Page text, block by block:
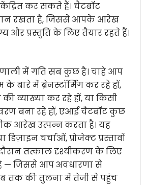
कर सकते हैं। चैटबॉट
रखता है, जिससे आपके आरेख
और प्रस्तुति के लिए तैयार रहते हैं।
में गति सब कुछ है। चाहे आप
बारे में ब्रेनस्टॉर्मिंग कर रहे हों,
की व्याख्या कर रहे हों, या किसी
बना रहे हों, एआई चैटबॉट कुछ
आरेख उत्पन्न करता है। यह
डिज़ाइन चर्चाओं, प्रोजेक्ट प्रस्तावों
तत्काल दृश्यीकरण के लिए
— जिससे आप अवधारणा से
तक की तुलना में तेजी से पहुंच